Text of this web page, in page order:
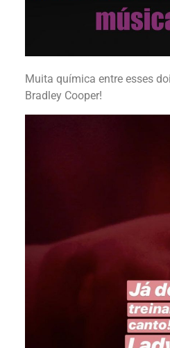
Muita química entre esses
Bradley Cooper!